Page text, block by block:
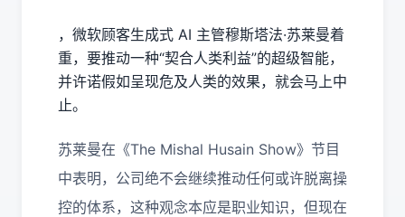
，微软顾客生成式 AI 主管穆斯塔法·苏莱曼着
重，要推动一种“契合人类利益”的超级智能，
并许诺假如呈现危及人类的效果，就会马上中
止。
苏莱曼在《The Mishal Husain Show》节目
中表明，公司绝不会继续推动任何或许脱离操
控的体系，这种观念本应是职业知识，但现在